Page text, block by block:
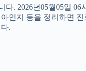
. 2026년05월05일
인지 등을 정리하면
.